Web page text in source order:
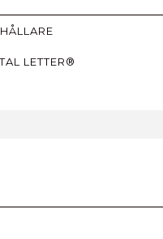
LETTER®